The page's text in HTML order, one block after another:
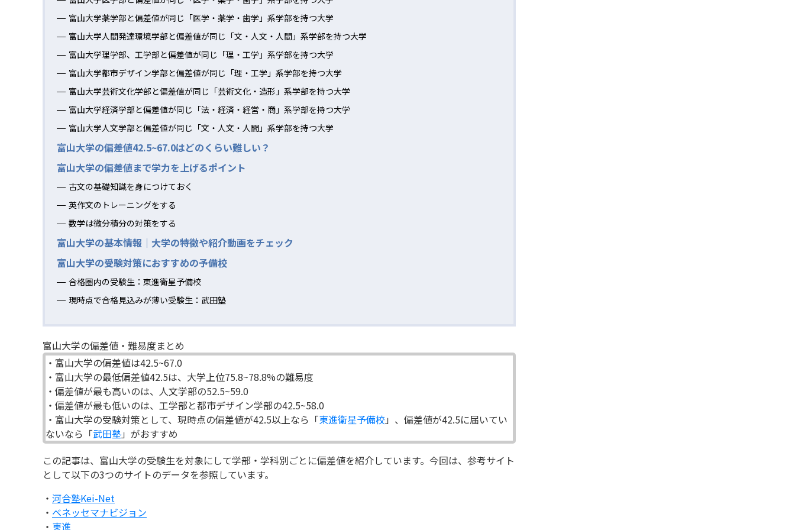
富山大学薬学部と偏差値が同じ「医学・薬学・歯学」系学部を持つ大学
富山大学人間発達環境学部と偏差値が同じ「文・人文・人間」系学部を持つ大学
富山大学理学部、工学部と偏差値が同じ「理・工学」系学部を持つ大学
富山大学都市デザイン学部と偏差値が同じ「理・工学」系学部を持つ大学
富山大学芸術文化学部と偏差値が同じ「芸術文化・造形」系学部を持つ大学
富山大学経済学部と偏差値が同じ「法・経済・経営・商」系学部を持つ大学
富山大学人文学部と偏差値が同じ「文・人文・人間」系学部を持つ大学
富山大学の偏差値42.5~67.0はどのくらい難しい？
富山大学の偏差値まで学力を上げるポイント
古文の基礎知識を身につけておく
英作文のトレーニングをする
数学は微分積分の対策をする
富山大学の基本情報｜大学の特徴や紹介動画をチェック
富山大学の受験対策におすすめの予備校
合格圏内の受験生：東進衛星予備校
現時点で合格見込みが薄い受験生：武田塾
富山大学の偏差値・難易度まとめ
・富山大学の偏差値は42.5~67.0
・富山大学の最低偏差値42.5は、大学上位75.8~78.8%の難易度
・偏差値が最も高いのは、人文学部の52.5~59.0
・偏差値が最も低いのは、工学部と都市デザイン学部の42.5~58.0
・富山大学の受験対策として、現時点の偏差値が42.5以上なら「東進衛星予備校 」、偏差値が42.5に届いてい
ないなら「武田塾」がおすすめ
この記事は、富山大学の受験生を対象にして学部・学科別ごとに偏差値を紹介しています。今回は、参考サイト
として以下の3つのサイトのデータを参照しています。
・ 河合塾Kei-Net
・ ベネッセマナビジョン
・ 東進